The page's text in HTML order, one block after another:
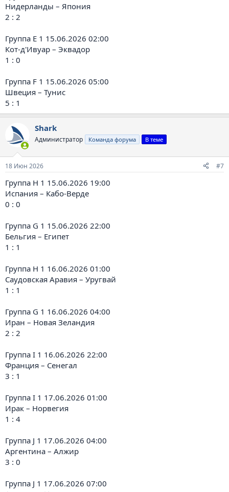
Нидерланды – Япония
2 : 2
Группа E 1 15.06.2026 02:00
Кот-д'Ивуар – Эквадор
1 : 0
Группа F 1 15.06.2026 05:00
Швеция – Тунис
5 : 1
Shark
Администратор Команда форума В теме
18 Июн 2026 #7
Группа H 1 15.06.2026 19:00
Испания – Кабо-Верде
0 : 0
Группа G 1 15.06.2026 22:00
Бельгия – Египет
1 : 1
Группа H 1 16.06.2026 01:00
Саудовская Аравия – Уругвай
1 : 1
Группа G 1 16.06.2026 04:00
Иран – Новая Зеландия
2 : 2
Группа I 1 16.06.2026 22:00
Франция – Сенегал
3 : 1
Группа I 1 17.06.2026 01:00
Ирак – Норвегия
1 : 4
Группа J 1 17.06.2026 04:00
Аргентина – Алжир
3 : 0
Группа J 1 17.06.2026 07:00